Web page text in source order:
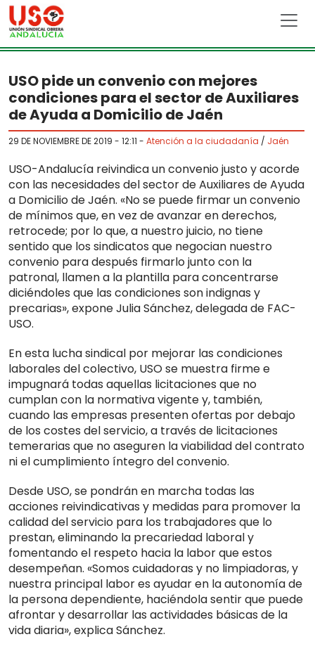
Skip to main content
USO pide un convenio con mejores
condiciones para el sector de Auxiliares
de Ayuda a Domicilio de Jaén
29 DE NOVIEMBRE DE 2019 - 12:11 - Atención a la ciudadanía / Jaén
USO-Andalucía reivindica un convenio justo y acorde
con las necesidades del sector de Auxiliares de Ayuda
a Domicilio de Jaén. «No se puede firmar un convenio
de mínimos que, en vez de avanzar en derechos,
retrocede; por lo que, a nuestro juicio, no tiene
sentido que los sindicatos que negocian nuestro
convenio para después firmarlo junto con la
patronal, llamen a la plantilla para concentrarse
diciéndoles que las condiciones son indignas y
precarias», expone Julia Sánchez, delegada de FAC-
USO.
En esta lucha sindical por mejorar las condiciones
laborales del colectivo, USO se muestra firme e
impugnará todas aquellas licitaciones que no
cumplan con la normativa vigente y, también,
cuando las empresas presenten ofertas por debajo
de los costes del servicio, a través de licitaciones
temerarias que no aseguren la viabilidad del contrato
ni el cumplimiento íntegro del convenio.
Desde USO, se pondrán en marcha todas las
acciones reivindicativas y medidas para promover la
calidad del servicio para los trabajadores que lo
prestan, eliminando la precariedad laboral y
fomentando el respeto hacia la labor que estos
desempeñan. «Somos cuidadoras y no limpiadoras, y
nuestra principal labor es ayudar en la autonomía de
la persona dependiente, haciéndola sentir que puede
afrontar y desarrollar las actividades básicas de la
vida diaria», explica Sánchez.